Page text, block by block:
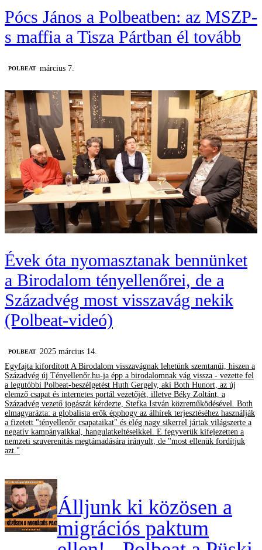
Pócs János a Polbeatben: az MSZP-
s maffia a Tisza Pártban él tovább
‎POLBEAT március 7.
Évek óta nyomasztanak bennünket
a Birodalom tényellenőrei, de a
Századvég most visszavág nekik
(Polbeat-videó)
‎POLBEAT
2025 március 14.
Egyfajta kifordított A Birodalom visszavágnak lehetünk szemtanúi, hiszen a
Századvég új Tényellenőr.hu-ja épp a birodalomnak vág vissza - vezette fel
a legutóbbi Polbeat-beszélgetést Huth Gergely, aki Both Hunort, az új
elemző csapat és internetes portál vezetőjét, illetve Béky Zoltánt, a
Századvég vezető jogászát kérdezte, Stefka István közreműködésével. Both
elmagyarázta: a globalista erők épphogy az álhírek terjesztéséhez használják
a fizetett "tényellenőr csapataikat" és elég nagy sikerrel jártak világszerte a
negatív kampányaikkal, hangulatkeltéseikkel. E fegyverük kifejezetten a
nemzeti szuverenitás megtámadására irányult, de "most ellenük fordítjuk
azt."
Álljunk ki közösen a
migrációs paktum